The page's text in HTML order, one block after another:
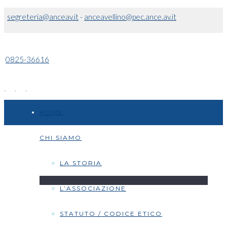
segreteria@anceav.it- anceavellino@pec.ance.av.it
0825-36616
CHI SIAMO
LA STORIA
L’ASSOCIAZIONE
STATUTO / CODICE ETICO